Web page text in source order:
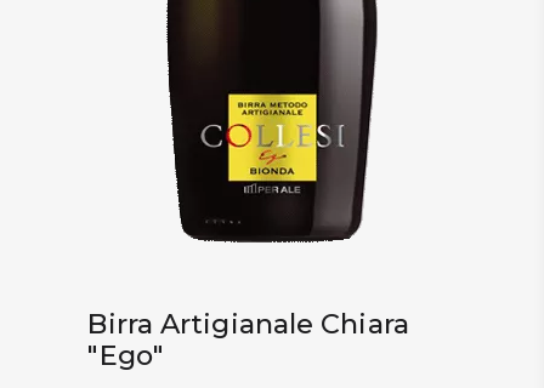
Birra Artigianale Chiara
"Ego"